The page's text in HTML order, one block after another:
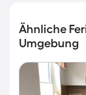
Ähnliche
Umgebung